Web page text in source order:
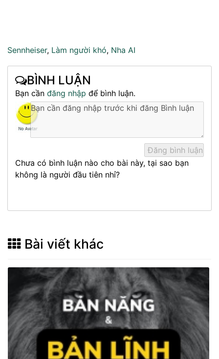
Sennheiser, Làm người khó, Nha AI
BÌNH LUẬN
Bạn cần đăng nhập để bình luận.
Chưa có bình luận nào cho bài này, tại sao bạn
không là người đầu tiên nhỉ?
Bài viết khác